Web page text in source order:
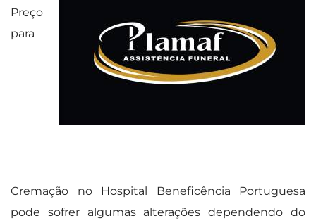
Preço
para
Cremação no Hospital Beneficência Portuguesa
pode sofrer algumas alterações dependendo do